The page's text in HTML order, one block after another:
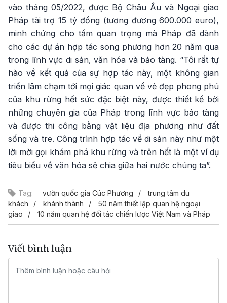
vào tháng 05/2022, được Bộ Châu Âu và Ngoại giao
Pháp tài trợ 15 tỷ đồng (tương đương 600.000 euro),
minh chứng cho tầm quan trọng mà Pháp đã dành
cho các dự án hợp tác song phương hơn 20 năm qua
trong lĩnh vực di sản, văn hóa và bảo tàng. “Tôi rất tự
hào về kết quả của sự hợp tác này, một không gian
triển lãm chạm tới mọi giác quan về vẻ đẹp phong phú
của khu rừng hết sức đặc biệt này, được thiết kế bởi
những chuyên gia của Pháp trong lĩnh vực bảo tàng
và được thi công bằng vật liệu địa phương như đất
sống và tre. Công trình hợp tác về di sản này như một
lời mời gọi khám phá khu rừng và trên hết là một ví dụ
tiêu biểu về văn hóa sẻ chia giữa hai nước chúng ta”.
Tag: vườn quốc gia Cúc Phương
trung tâm du
khách
khánh thành
50 năm thiết lập quan hệ ngoại
giao
10 năm quan hệ đối tác chiến lược Việt Nam và Pháp
Viết bình luận